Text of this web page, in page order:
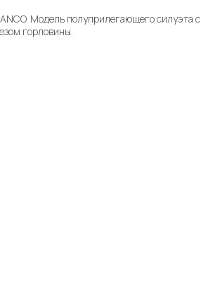
Модель полуприлегающего силуэта с
горловины.